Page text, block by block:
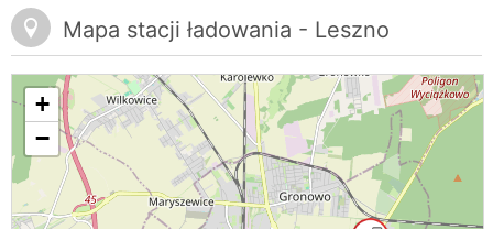
Mapa stacji ładowania - Leszno
+
−